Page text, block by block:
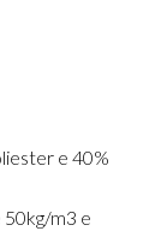
e 40%
m3 e